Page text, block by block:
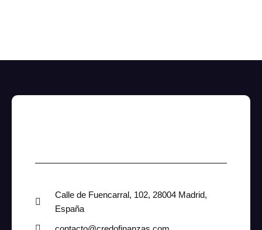
Calle de Fuencarral, 102, 28004 Madrid,
España